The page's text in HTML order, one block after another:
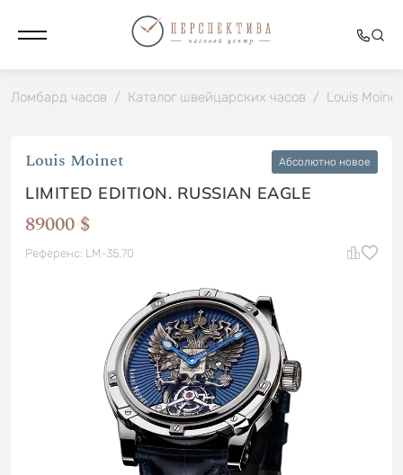
Ломбард часов / Каталог швейцарских часов / Louis Moinet
Louis Moinet Абсолютно новое
LIMITED EDITION. RUSSIAN EAGLE
89000 $
Референс: LM-35.70